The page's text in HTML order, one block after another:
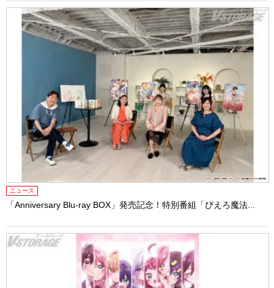
ニュース
「Anniversary Blu-ray BOX」発売記念！特別番組「ぴえろ魔法...